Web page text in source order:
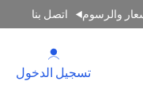
والرسوم اتصل بنا
تسجيل الدخول